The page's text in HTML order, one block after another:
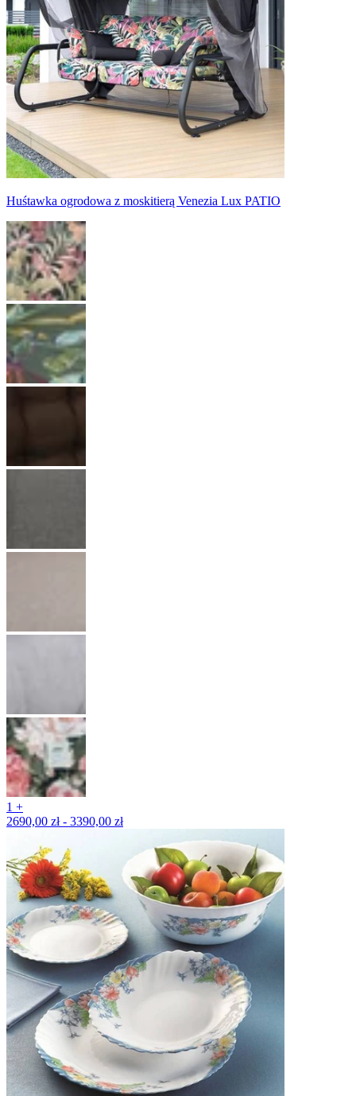
Huśtawka ogrodowa z moskitierą Venezia Lux PATIO
1 +
2690,00 zł - 3390,00 zł